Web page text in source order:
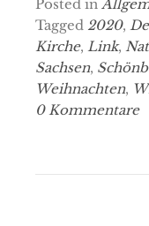
Posted in
Tagged 2020,
Kirche, Link,
Sachsen,
Weihnachten,
0 Kommentare